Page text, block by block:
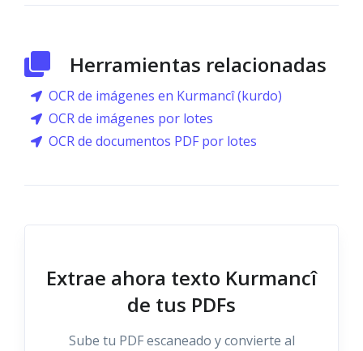
Herramientas relacionadas
OCR de imágenes en Kurmancî (kurdo)
OCR de imágenes por lotes
OCR de documentos PDF por lotes
Extrae ahora texto Kurmancî
de tus PDFs
Sube tu PDF escaneado y convierte al